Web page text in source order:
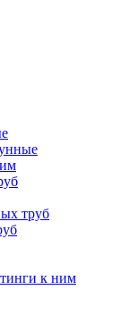
труб
к ним